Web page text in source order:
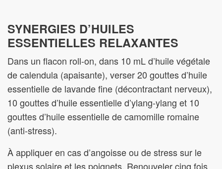
SYNERGIES D’HUILES
ESSENTIELLES RELAXANTES
Dans un flacon roll-on, dans 10 mL d’huile végétale
de calendula (apaisante), verser 20 gouttes d’huile
essentielle de lavande fine (décontractant nerveux),
10 gouttes d’huile essentielle d’ylang-ylang et 10
gouttes d’huile essentielle de camomille romaine
(anti-stress).
À appliquer en cas d’angoisse ou de stress sur le
plexus solaire et les poignets. Renouveler cinq fois